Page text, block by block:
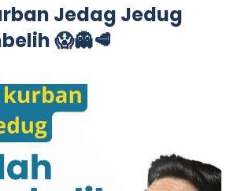
Jedag Jedug
😱👻🥩